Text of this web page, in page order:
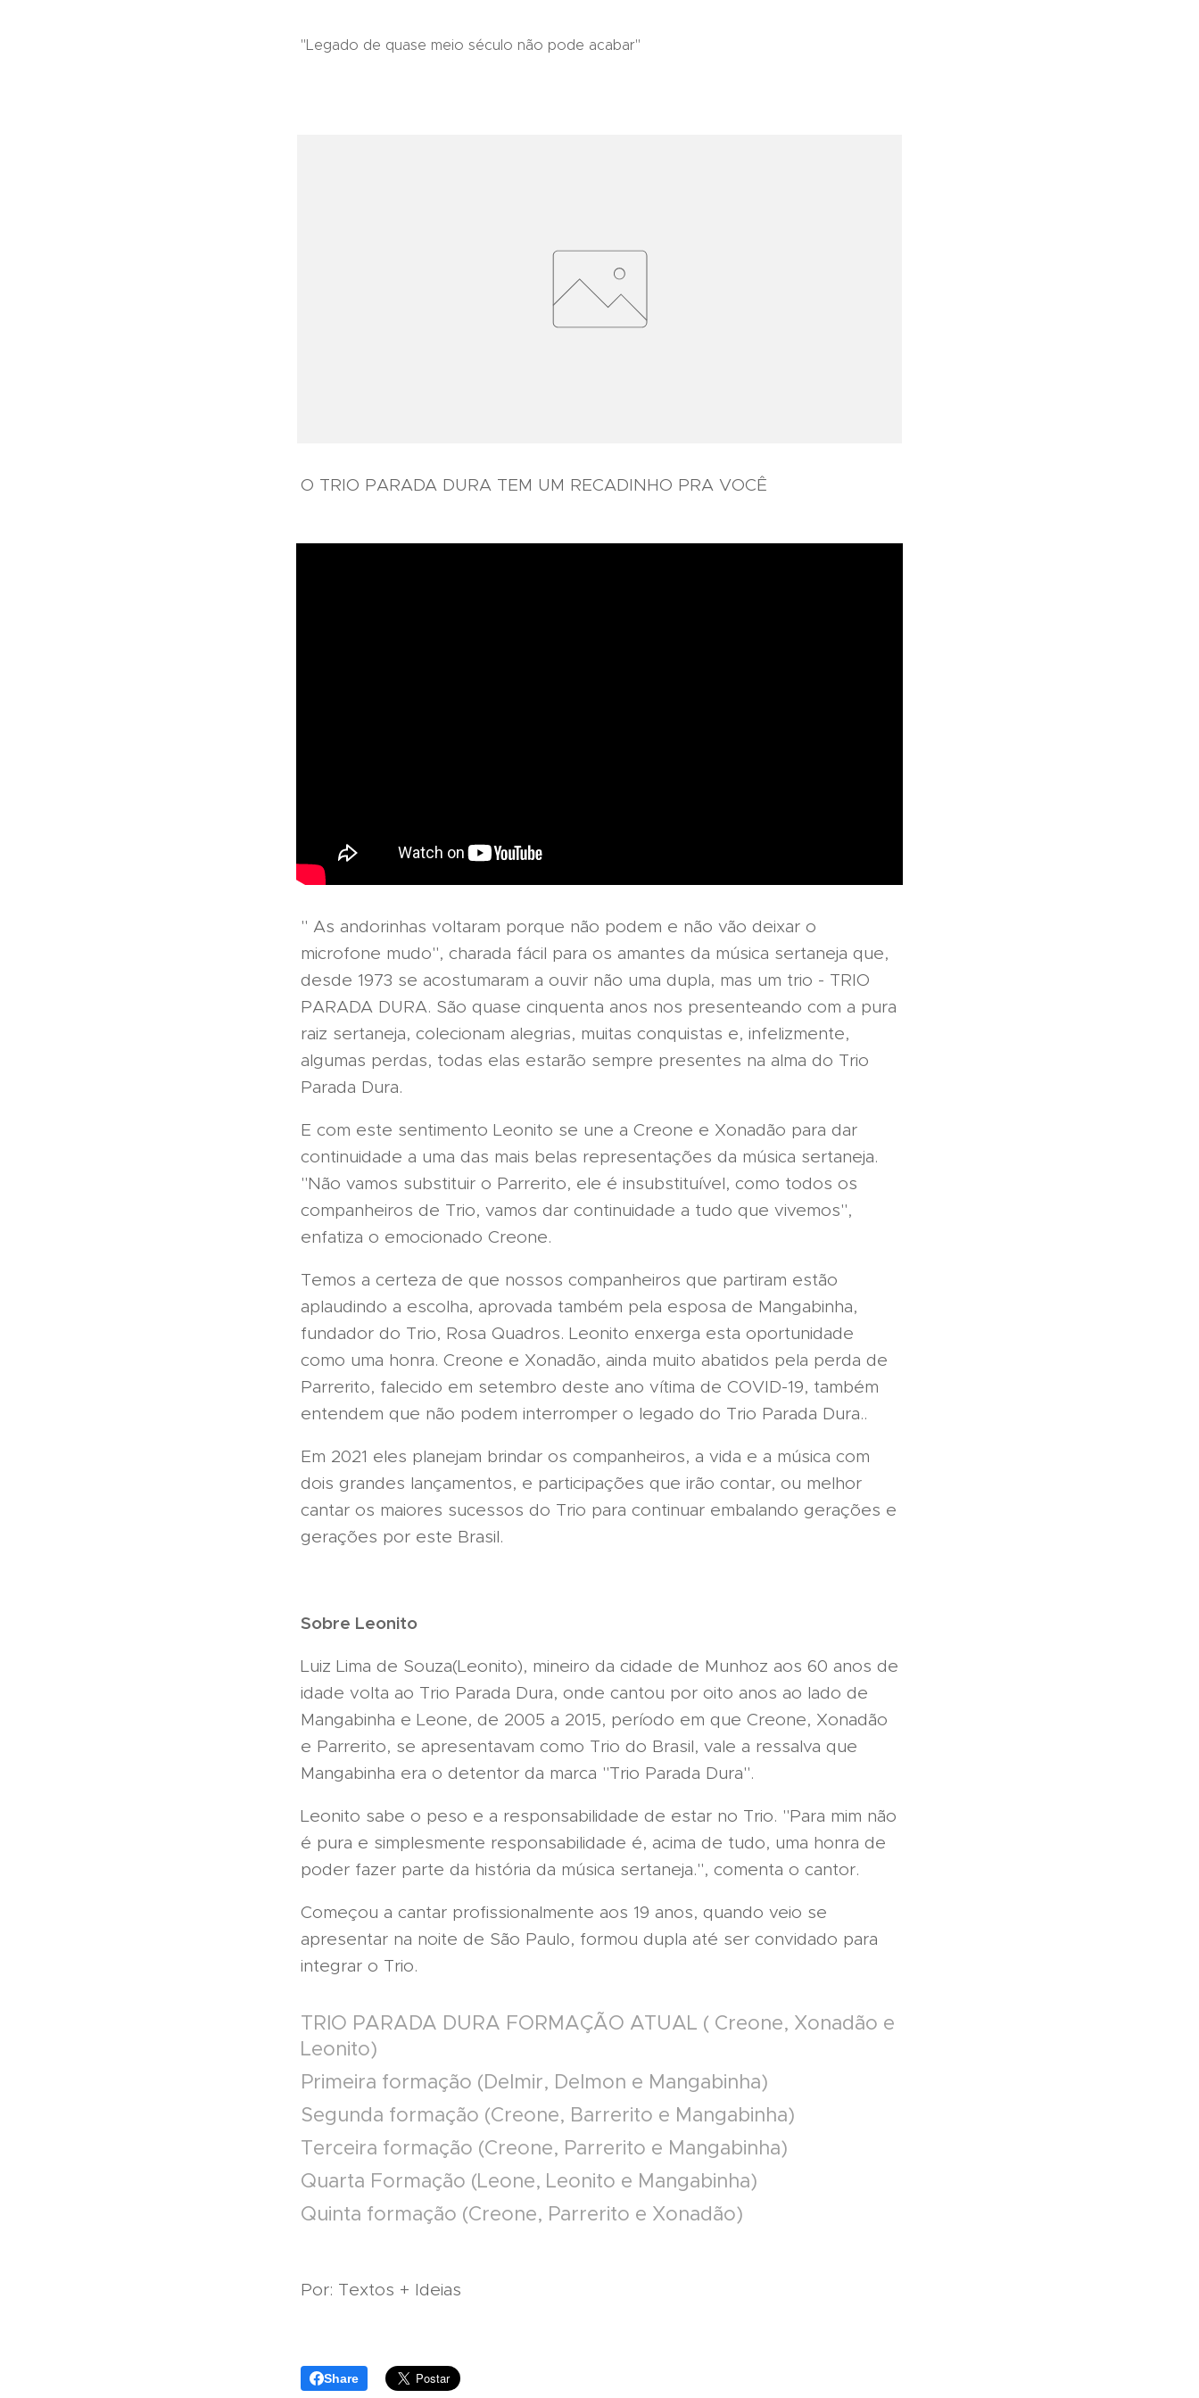
"Legado de quase meio século não pode acabar"
O TRIO PARADA DURA TEM UM RECADINHO PRA VOCÊ
" As andorinhas voltaram porque não podem e não vão deixar o
microfone mudo", charada fácil para os amantes da música sertaneja que,
desde 1973 se acostumaram a ouvir não uma dupla, mas um trio - TRIO
PARADA DURA. São quase cinquenta anos nos presenteando com a pura
raiz sertaneja, colecionam alegrias, muitas conquistas e, infelizmente,
algumas perdas, todas elas estarão sempre presentes na alma do Trio
Parada Dura.
E com este sentimento Leonito se une a Creone e Xonadão para dar
continuidade a uma das mais belas representações da música sertaneja.
"Não vamos substituir o Parrerito, ele é insubstituível, como todos os
companheiros de Trio, vamos dar continuidade a tudo que vivemos",
enfatiza o emocionado Creone.
Temos a certeza de que nossos companheiros que partiram estão
aplaudindo a escolha, aprovada também pela esposa de Mangabinha,
fundador do Trio, Rosa Quadros. Leonito enxerga esta oportunidade
como uma honra. Creone e Xonadão, ainda muito abatidos pela perda de
Parrerito, falecido em setembro deste ano vítima de COVID-19, também
entendem que não podem interromper o legado do Trio Parada Dura..
Em 2021 eles planejam brindar os companheiros, a vida e a música com
dois grandes lançamentos, e participações que irão contar, ou melhor
cantar os maiores sucessos do Trio para continuar embalando gerações e
gerações por este Brasil.
Sobre Leonito
Luiz Lima de Souza(Leonito), mineiro da cidade de Munhoz aos 60 anos de
idade volta ao Trio Parada Dura, onde cantou por oito anos ao lado de
Mangabinha e Leone, de 2005 a 2015, período em que Creone, Xonadão
e Parrerito, se apresentavam como Trio do Brasil, vale a ressalva que
Mangabinha era o detentor da marca "Trio Parada Dura".
Leonito sabe o peso e a responsabilidade de estar no Trio. "Para mim não
é pura e simplesmente responsabilidade é, acima de tudo, uma honra de
poder fazer parte da história da música sertaneja.", comenta o cantor.
Começou a cantar profissionalmente aos 19 anos, quando veio se
apresentar na noite de São Paulo, formou dupla até ser convidado para
integrar o Trio.
TRIO PARADA DURA FORMAÇÃO ATUAL ( Creone, Xonadão e
Leonito)
Primeira formação (Delmir, Delmon e Mangabinha)
Segunda formação (Creone, Barrerito e Mangabinha)
Terceira formação (Creone, Parrerito e Mangabinha)
Quarta Formação (Leone, Leonito e Mangabinha)
Quinta formação (Creone, Parrerito e Xonadão)
Por: Textos + Ideias
Share